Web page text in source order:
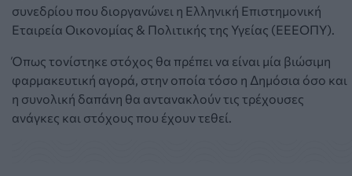
συνεδρίου που διοργανώνει η Ελληνική Επιστημονική
Εταιρεία Οικονομίας & Πολιτικής της Υγείας (ΕΕΕΟΠΥ).
Όπως τονίστηκε στόχος θα πρέπει να είναι μία βιώσιμη
φαρμακευτική αγορά, στην οποία τόσο η Δημόσια όσο και
η συνολική δαπάνη θα αντανακλούν τις τρέχουσες
ανάγκες και στόχους που έχουν τεθεί.